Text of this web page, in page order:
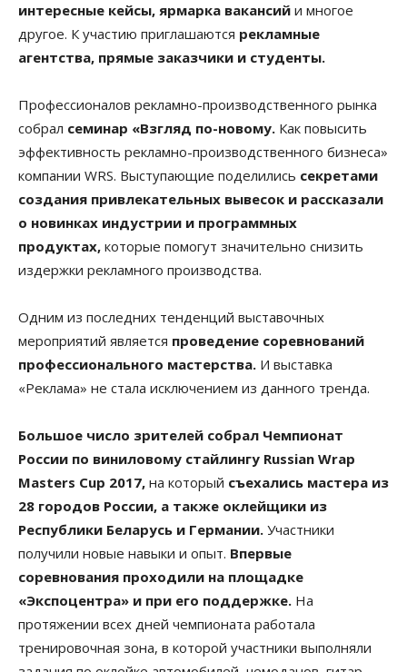
интересные кейсы, ярмарка вакансий и многое
другое. К участию приглашаются рекламные
агентства, прямые заказчики и студенты.
Профессионалов рекламно-производственного рынка
собрал семинар «Взгляд по-новому. Как повысить
эффективность рекламно-производственного бизнеса»
компании WRS. Выступающие поделились секретами
создания привлекательных вывесок и рассказали
о новинках индустрии и программных
продуктах, которые помогут значительно снизить
издержки рекламного производства.
Одним из последних тенденций выставочных
мероприятий является проведение соревнований
профессионального мастерства. И выставка
«Реклама» не стала исключением из данного тренда.
Большое число зрителей собрал Чемпионат
России по виниловому стайлингу Russian Wrap
Masters Cup 2017, на который съехались мастера из
28 городов России, а также оклейщики из
Республики Беларусь и Германии. Участники
получили новые навыки и опыт. Впервые
соревнования проходили на площадке
«Экспоцентра» и при его поддержке. На
протяжении всех дней чемпионата работала
тренировочная зона, в которой участники выполняли